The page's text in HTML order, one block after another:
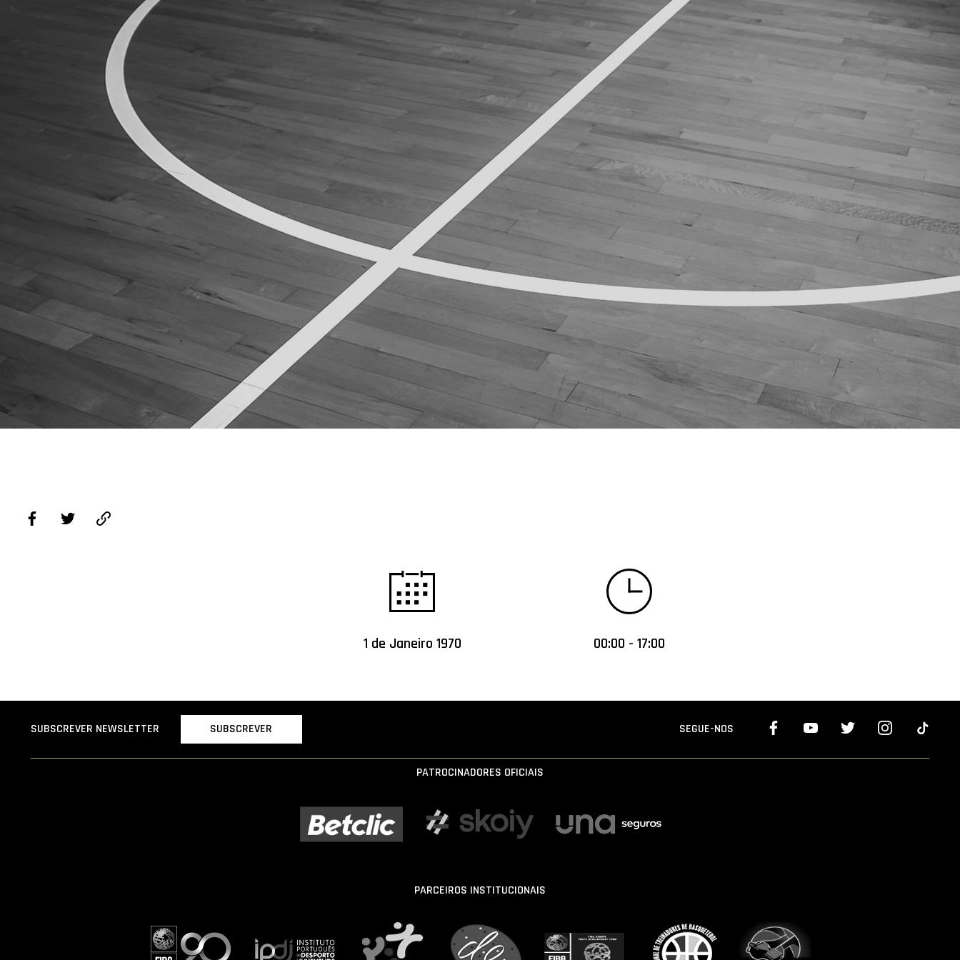
ÁREA TÉCNICA
PROJETOS
1 de Janeiro 1970 00:00 - 17:00
SUBSCREVER NEWSLETTER SUBSCREVER SEGUE-NOS
PATROCINADORES OFICIAIS
PARCEIROS INSTITUCIONAIS